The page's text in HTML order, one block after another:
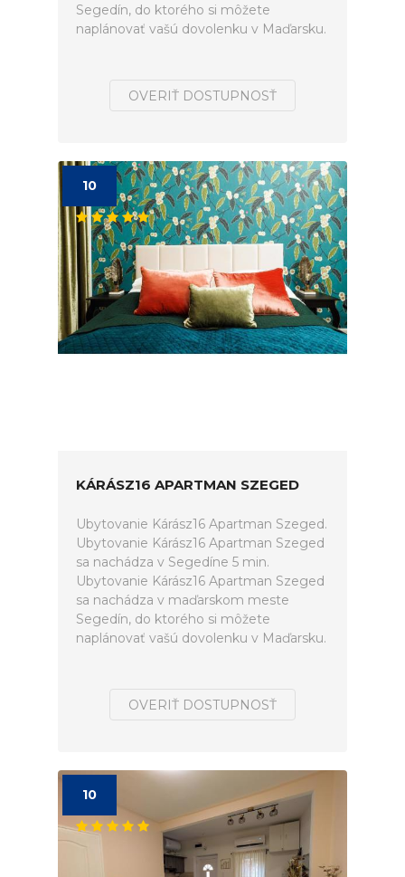
Segedín, do ktorého si môžete
naplánovať vašú dovolenku v Maďarsku.
OVERIŤ DOSTUPNOSŤ
10
KÁRÁSZ16 APARTMAN SZEGED
Ubytovanie Kárász16 Apartman Szeged.
Ubytovanie Kárász16 Apartman Szeged
sa nachádza v Segedíne 5 min.
Ubytovanie Kárász16 Apartman Szeged
sa nachádza v maďarskom meste
Segedín, do ktorého si môžete
naplánovať vašú dovolenku v Maďarsku.
OVERIŤ DOSTUPNOSŤ
10